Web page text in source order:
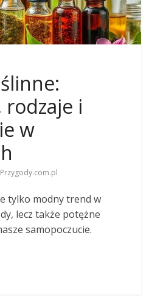
rodzaje i
w
tylko modny trend w
lecz także potężne
samopoczucie.